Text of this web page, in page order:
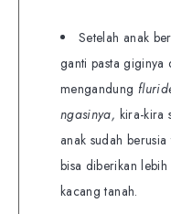
Setelah anak
ganti pasta giginya
mengandung
ngasinya, kira-kira
anak sudah
bisa diberikan
kacang tanah.